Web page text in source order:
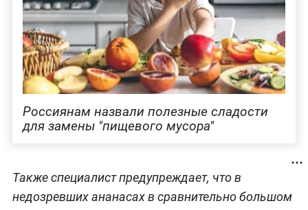
Россиянам назвали полезные сладости
для замены "пищевого мусора"
Также специалист предупреждает, что в
недозревших ананасах в сравнительно большом